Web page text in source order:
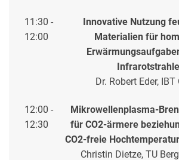
11:30 -
12:00
Innovative Nutzung
Materialien für
Dr. Robert Eder, IBT
12:00 -
12:30
Mikrowellenplasma-
für CO2-ärmere
CO2-freie
Christin Dietze, TU